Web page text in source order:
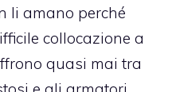
li amano perché
collocazione a
quasi mai tra